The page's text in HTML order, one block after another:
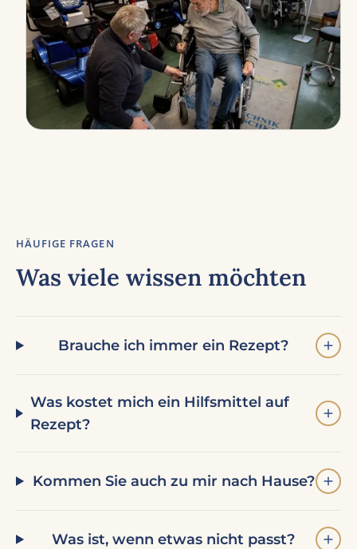
HÄUFIGE FRAGEN
Was viele wissen möchten
Brauche ich immer ein Rezept?
Was kostet mich ein Hilfsmittel auf
Rezept?
Kommen Sie auch zu mir nach Hause?
Was ist, wenn etwas nicht passt?